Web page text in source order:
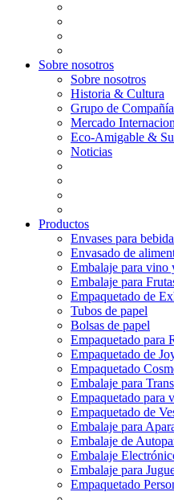
Sobre nosotros
Sobre nosotros
Historia & Cultura
Grupo de Compañía
Mercado
Eco-Amigable &
Noticias
Productos
Envases para
Envasado de
Embalaje para vino
Embalaje para
Empaquetado de
Tubos de papel
Bolsas de papel
Empaquetado para
Empaquetado de
Empaquetado
Embalaje para
Empaquetado para
Empaquetado de
Embalaje para
Embalaje de
Embalaje
Embalaje para
Empaquetado